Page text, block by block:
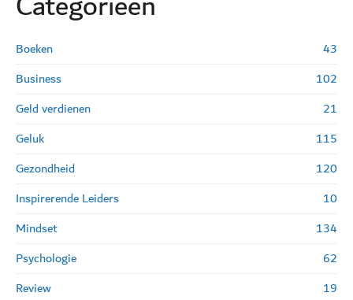
Boeken
43
Business
102
Geld verdienen
21
Geluk
115
Gezondheid
120
Inspirerende Leiders
10
Mindset
134
Psychologie
62
Review
19